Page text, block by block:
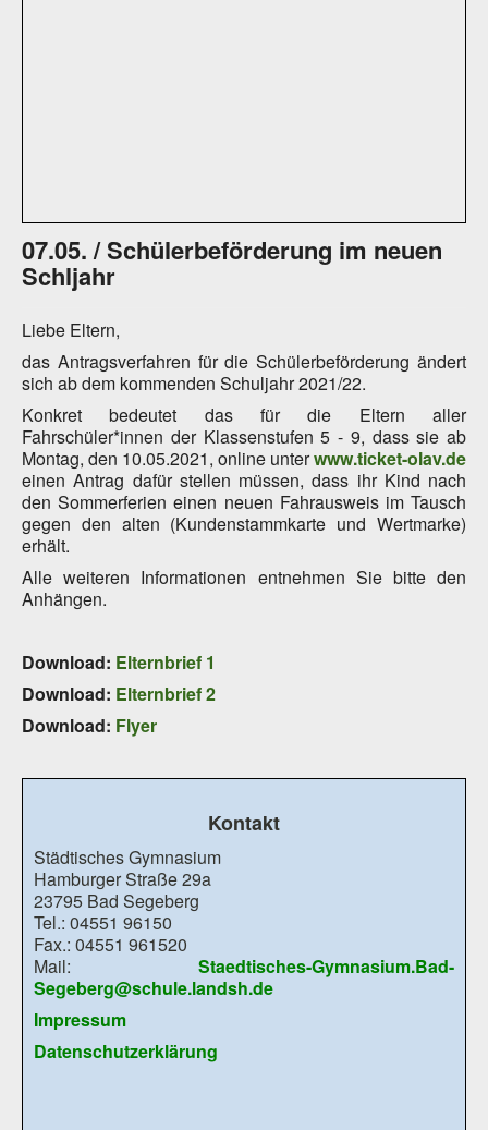
07.05. / Schülerbeförderung im neuen
Schljahr
Liebe Eltern,
das Antragsverfahren für die Schülerbeförderung ändert
sich ab dem kommenden Schuljahr 2021/22.
Konkret bedeutet das für die Eltern aller
Fahrschüler*innen der Klassenstufen 5 - 9, dass sie ab
Montag, den 10.05.2021, online unterwww.ticket-olav.de
einen Antrag dafür stellen müssen, dass ihr Kind nach
den Sommerferien einen neuen Fahrausweis im Tausch
gegen den alten (Kundenstammkarte und Wertmarke)
erhält.
Alle weiteren Informationen entnehmen Sie bitte den
Anhängen.
Download: Elternbrief 1
Download: Elternbrief 2
Download: Flyer
Kontakt
Städtisches Gymnasium
Hamburger Straße 29a
23795 Bad Segeberg
Tel.: 04551 96150
Fax.: 04551 961520
Mail: Staedtisches-Gymnasium.Bad-
Segeberg@schule.landsh.de
Impressum
Datenschutzerklärung